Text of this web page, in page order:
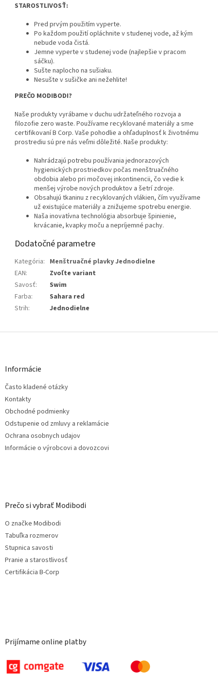
STAROSTLIVOSŤ:
Pred prvým použitím vyperte.
Po každom použití opláchnite v studenej vode, až kým
nebude voda čistá.
Jemne vyperte v studenej vode (najlepšie v pracom
sáčku).
Sušte naplocho na sušiaku.
Nesušte v sušičke ani nežehlite!
PREČO MODIBODI?
Naše produkty vyrábame v duchu udržateľného rozvoja a
filozofie zero waste. Používame recyklované materiály a sme
certifikovaní B Corp. Vaše pohodlie a ohľaduplnosť k životnému
prostrediu sú pre nás veľmi dôležité. Naše produkty:
Nahrádzajú potrebu používania jednorazových
hygienických prostriedkov počas menštruačného
obdobia alebo pri močovej inkontinencii, čo vedie k
menšej výrobe nových produktov a šetrí zdroje.
Obsahujú tkaninu z recyklovaných vlákien, čím využívame
už existujúce materiály a znižujeme spotrebu energie.
Naša inovatívna technológia absorbuje špinienie,
krvácanie, kvapky moču a nepríjemné pachy.
Dodatočné parametre
Kategória: Menštruačné plavky Jednodielne
EAN:
Zvoľte variant
Savosť:
Swim
Farba:
Sahara red
Strih: Jednodielne
Z
Informácie
Často kladené otázky
Kontakty
Obchodné podmienky
Odstupenie od zmluvy a reklamácie
Ochrana osobnych udajov
Informácie o výrobcovi a dovozcovi
Prečo si vybrať Modibodi
O značke Modibodi
Tabuľka rozmerov
Stupnica savosti
Pranie a starostlivosť
Certifikácia B-Corp
Prijímame online platby